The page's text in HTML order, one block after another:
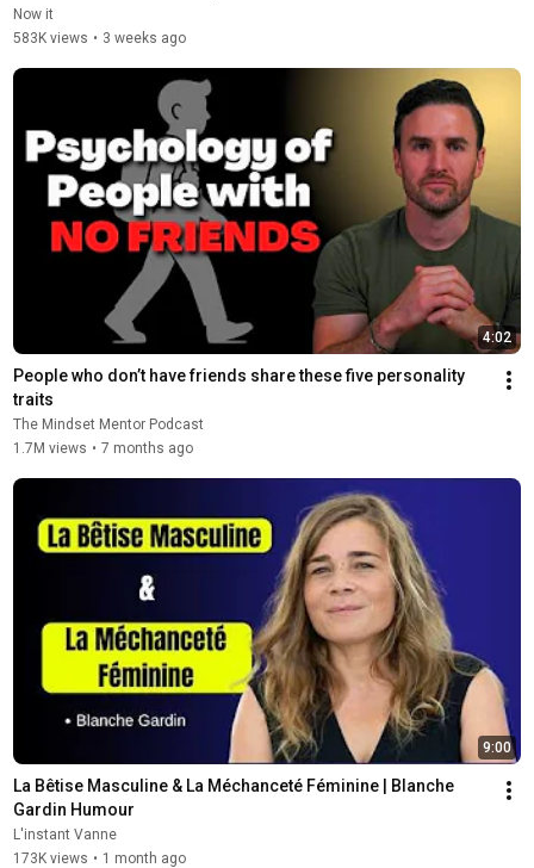
Now it
583K views • 3 weeks ago
4:02
People who don’t have friends share these five personality
traits
The Mindset Mentor Podcast
1.7M views • 7 months ago
9:00
La Bêtise Masculine & La Méchanceté Féminine | Blanche
Gardin Humour
L'instant Vanne
173K views • 1 month ago